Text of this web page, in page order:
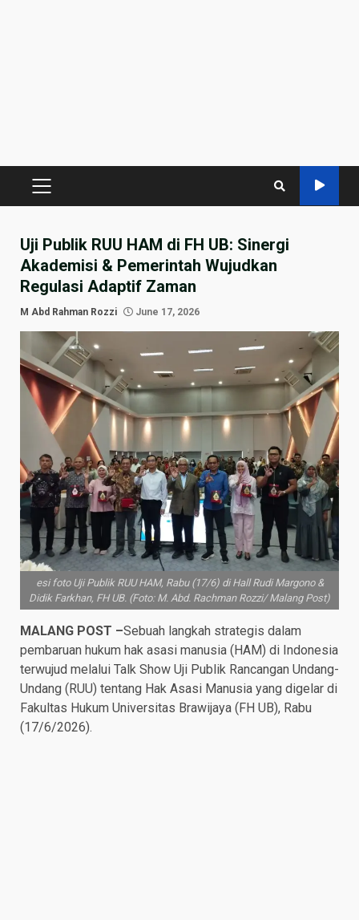
PRIMARY
Uji Publik RUU HAM di FH UB: Sinergi
Akademisi & Pemerintah Wujudkan
Regulasi Adaptif Zaman
M Abd Rahman Rozzi June 17, 2026
esi foto Uji Publik RUU HAM, Rabu (17/6) di Hall Rudi Margono &
Didik Farkhan, FH UB. (Foto: M. Abd. Rachman Rozzi/ Malang Post)
MALANG POST –Sebuah langkah strategis dalam
pembaruan hukum hak asasi manusia (HAM) di Indonesia
terwujud melalui Talk Show Uji Publik Rancangan Undang-
Undang (RUU) tentang Hak Asasi Manusia yang digelar di
Fakultas Hukum Universitas Brawijaya (FH UB), Rabu
(17/6/2026).